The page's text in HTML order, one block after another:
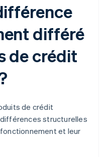
différé
de crédit
de crédit
structurelles
et leur